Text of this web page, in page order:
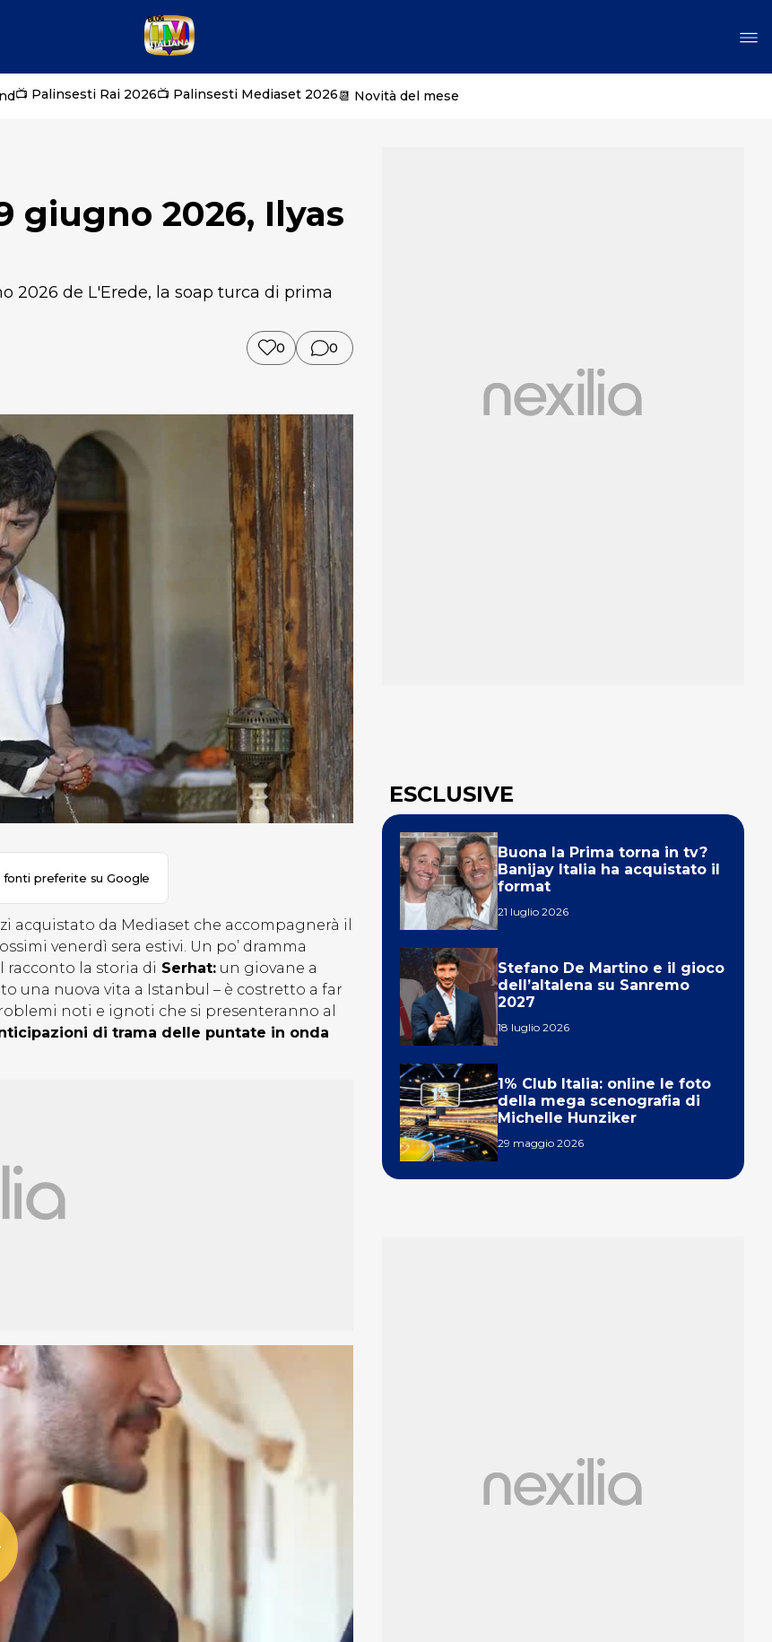
📺 Palinsesti Rai 2026📺 Palinsesti Mediaset 2026📆 Novità del mese
giugno 2026, Ilyas
2026 de L'Erede, la soap turca di prima
0 0
preferite su Google
acquistato da Mediaset che accompagnerà il
venerdì sera estivi. Un po’ dramma
racconto la storia di Serhat: un giovane a
una nuova vita a Istanbul – è costretto a far
noti e ignoti che si presenteranno al
di trama delle puntate in onda
ESCLUSIVE
Buona la Prima torna in tv?
Banijay Italia ha acquistato il
format
21 luglio 2026
Stefano De Martino e il gioco
dell’altalena su Sanremo
2027
18 luglio 2026
1% Club Italia: online le foto
della mega scenografia di
Michelle Hunziker
29 maggio 2026